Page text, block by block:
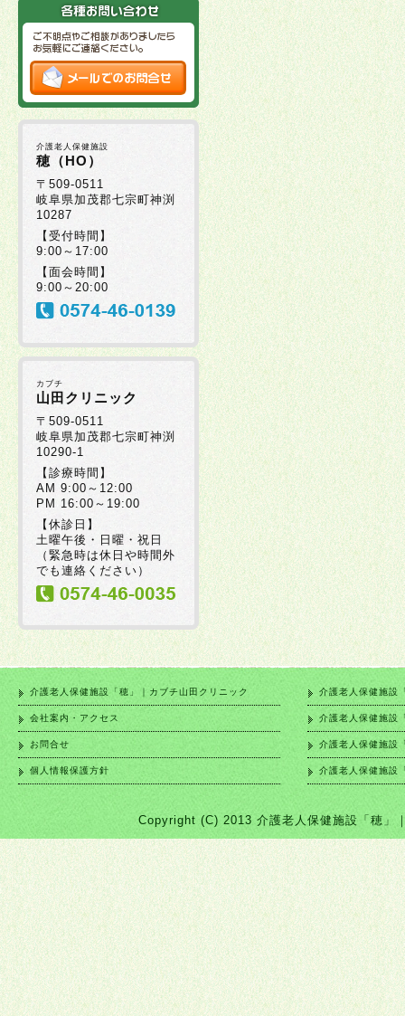
介護老人保健施設
穂（HO）
〒509-0511
岐阜県加茂郡七宗町神渕
10287
【受付時間】
9:00～17:00
【面会時間】
9:00～20:00
カブチ
山田クリニック
〒509-0511
岐阜県加茂郡七宗町神渕
10290-1
【診療時間】
AM 9:00～12:00
PM 16:00～19:00
【休診日】
土曜午後・日曜・祝日
（緊急時は休日や時間外
でも連絡ください）
介護老人保健施設「穂」｜カブチ山田クリニック
会社案内・アクセス
お問合せ
個人情報保護方針
介護老人保健施設
介護老人保健施設
介護老人保健施設
介護老人保健施設
Copyright (C) 2013 介護老人保健施設「穂